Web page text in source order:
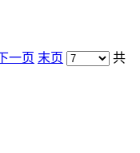
一页 末页
共